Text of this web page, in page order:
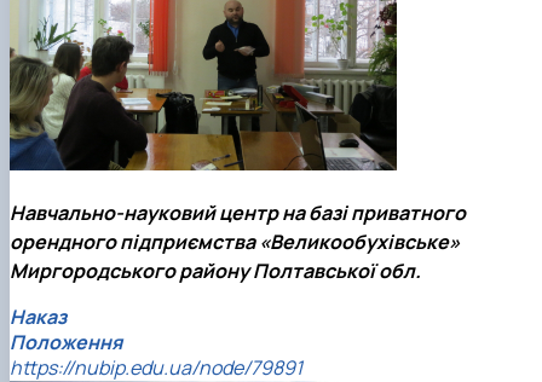
Навчально-науковий центр на базі приватного
орендного підприємства «Великообухівське»
Миргородського району Полтавської обл.
Наказ
Положення
https://nubip.edu.ua/node/79891